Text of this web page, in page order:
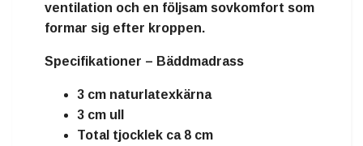
ventilation och en följsam sovkomfort som
formar sig efter kroppen.
Specifikationer – Bäddmadrass
3 cm naturlatexkärna
3 cm ull
Total tjocklek ca 8 cm